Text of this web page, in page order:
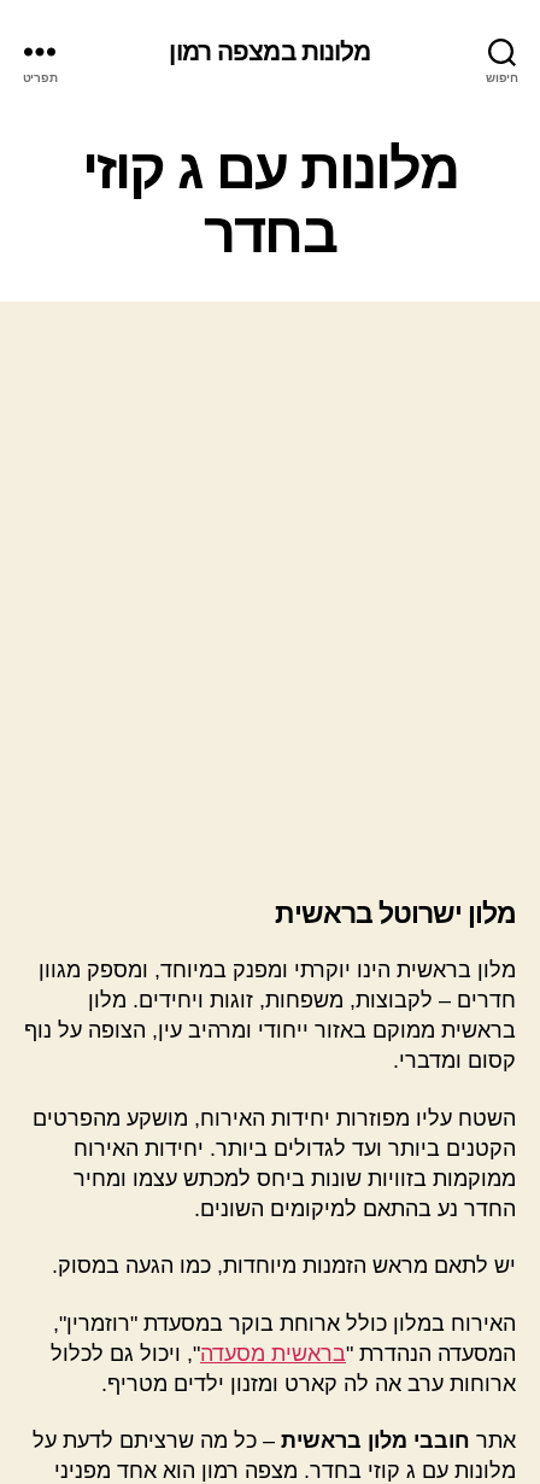
חיפוש
מלונות במצפה רמון
תפריט
ק
ט
ו
ר
ו
מלונות עם ג קוזי
בחדר
מלון ישרוטל בראשית
מלון בראשית הינו יוקרתי ומפנק במיוחד, ומספק מגוון
חדרים – לקבוצות, משפחות, זוגות ויחידים. מלון
בראשית ממוקם באזור ייחודי ומרהיב עין, הצופה על נוף
קסום ומדברי.
השטח עליו מפוזרות יחידות האירוח, מושקע מהפרטים
הקטנים ביותר ועד לגדולים ביותר. יחידות האירוח
ממוקמות בזוויות שונות ביחס למכתש עצמו ומחיר
החדר נע בהתאם למיקומים השונים.
יש לתאם מראש הזמנות מיוחדות, כמו הגעה במסוק.
האירוח במלון כולל ארוחת בוקר במסעדת "רוזמרין",
המסעדה הנהדרת "בראשית מסעדה", ויכול גם לכלול
ארוחות ערב אה לה קארט ומזנון ילדים מטריף.
אתר חובבי מלון בראשית – כל מה שרציתם לדעת על
מלונות עם ג קוזי בחדר. מצפה רמון הוא אחד מפניני